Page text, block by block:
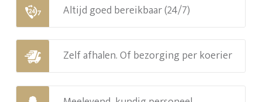
Altijd goed bereikbaar (24/7)
Zelf afhalen. Of bezorging per koerier